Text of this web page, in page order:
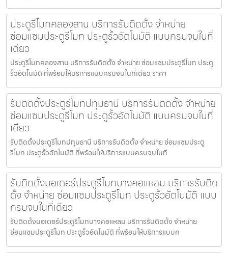
ประตูรีโมทคลองสาน บริการรับติดตั้ง จำหน่าย
ซ่อมแซมประตูรีโมท ประตูรั้วอัตโนมัติ แบบครบจบในที่
เดียว
ประตูรีโมทคลองสาน บริการรับติดตั้ง จำหน่าย ซ่อมแซมประตูรีโมท ประตู
รั้วอัตโนมัติ ที่พร้อมให้บริการแบบครบจบในที่เดียว ราคา
รับติดตั้งประตูรีโมทปทุมธานี บริการรับติดตั้ง จำหน่าย
ซ่อมแซมประตูรีโมท ประตูรั้วอัตโนมัติ แบบครบจบในที่
เดียว
รับติดตั้งประตูรีโมทปทุมธานี บริการรับติดตั้ง จำหน่าย ซ่อมแซมประตู
รีโมท ประตูรั้วอัตโนมัติ ที่พร้อมให้บริการแบบครบจบในที
รับติดตั้งมอเตอร์ประตูรีโมทบางคอแหลม บริการรับติด
ตั้ง จำหน่าย ซ่อมแซมประตูรีโมท ประตูรั้วอัตโนมัติ แบบ
ครบจบในที่เดียว
รับติดตั้งมอเตอร์ประตูรีโมทบางคอแหลม บริการรับติดตั้ง จำหน่าย
ซ่อมแซมประตูรีโมท ประตูรั้วอัตโนมัติ ที่พร้อมให้บริการแบบค